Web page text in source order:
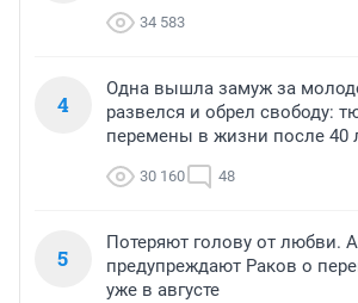
34 583
4
Одна вышла замуж за
развелся и обрел свободу:
перемены в жизни после 40
30 160 48
5
Потеряют голову от любви.
предупреждают Раков о
уже в августе